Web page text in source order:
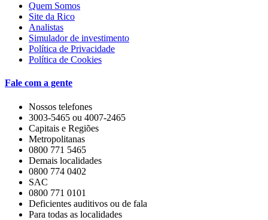
Quem Somos
Site da Rico
Analistas
Simulador de investimento
Política de Privacidade
Política de Cookies
Fale com a gente
Nossos telefones
3003-5465 ou 4007-2465
Capitais e Regiões
Metropolitanas
0800 771 5465
Demais localidades
0800 774 0402
SAC
0800 771 0101
Deficientes auditivos ou de fala
Para todas as localidades